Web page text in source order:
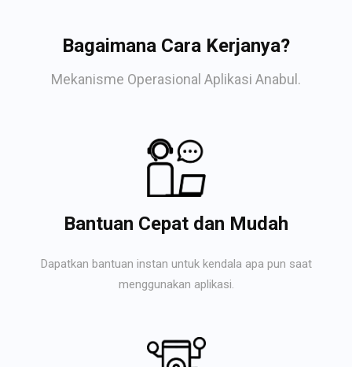
Bagaimana Cara Kerjanya?
Mekanisme Operasional Aplikasi Anabul.
Bantuan Cepat dan Mudah
Dapatkan bantuan instan untuk kendala apa pun saat
menggunakan aplikasi.